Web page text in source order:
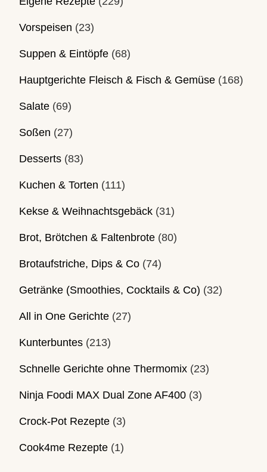
Vorspeisen (23)
Suppen & Eintöpfe (68)
Hauptgerichte Fleisch & Fisch & Gemüse (168)
Salate (69)
Soßen (27)
Desserts (83)
Kuchen & Torten (111)
Kekse & Weihnachtsgebäck (31)
Brot, Brötchen & Faltenbrote (80)
Brotaufstriche, Dips & Co (74)
Getränke (Smoothies, Cocktails & Co) (32)
All in One Gerichte (27)
Kunterbuntes (213)
Schnelle Gerichte ohne Thermomix (23)
Ninja Foodi MAX Dual Zone AF400 (3)
Crock-Pot Rezepte (3)
Cook4me Rezepte (1)